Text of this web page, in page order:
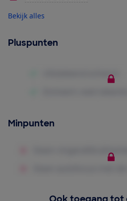
Bekijk alles
Pluspunten
Minpunten